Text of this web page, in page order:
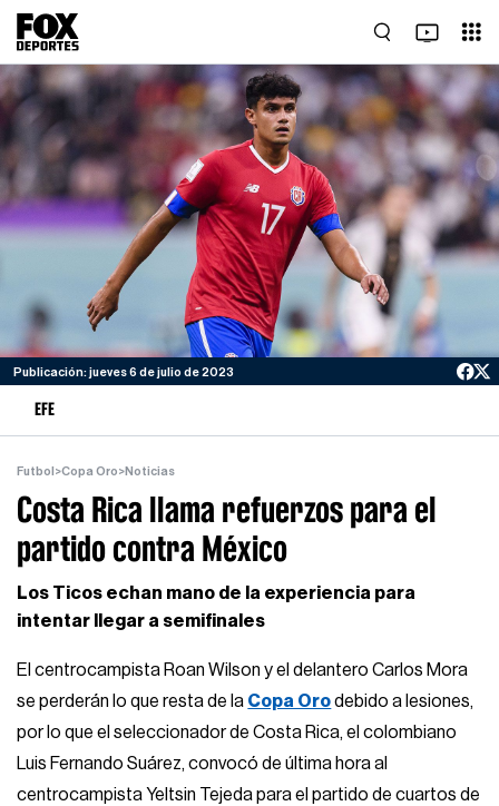
Publicación: jueves 6 de julio de 2023
EFE
Futbol >Copa Oro>Noticias
Costa Rica llama refuerzos para el
partido contra México
Los Ticos echan mano de la experiencia para
intentar llegar a semifinales
El centrocampista Roan Wilson y el delantero Carlos Mora
se perderán lo que resta de la Copa Orodebido a lesiones,
por lo que el seleccionador de Costa Rica, el colombiano
Luis Fernando Suárez, convocó de última hora al
centrocampista Yeltsin Tejeda para el partido de cuartos de